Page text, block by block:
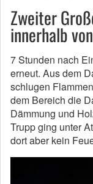
Zweiter
innerhalb
7 Stunden nach
erneut. Aus dem
schlugen
dem Bereich die
Dämmung und
Trupp ging unter
dort aber kein